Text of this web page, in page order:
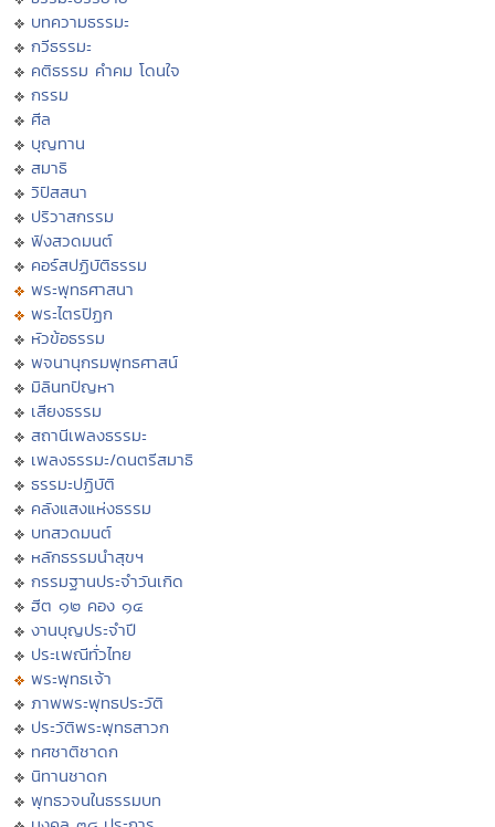
บทความธรรมะ
กวีธรรมะ
คติธรรม คำคม โดนใจ
กรรม
ศีล
บุญทาน
สมาธิ
วิปัสสนา
ปริวาสกรรม
ฟังสวดมนต์
คอร์สปฏิบัติธรรม
พระพุทธศาสนา
พระไตรปิฏก
หัวข้อธรรม
พจนานุกรมพุทธศาสน์
มิลินทปัญหา
เสียงธรรม
สถานีเพลงธรรมะ
เพลงธรรมะ/ดนตรีสมาธิ
ธรรมะปฏิบัติ
คลังแสงแห่งธรรม
บทสวดมนต์
หลักธรรมนำสุขฯ
กรรมฐานประจำวันเกิด
ฮีต ๑๒ คอง ๑๔
งานบุญประจำปี
ประเพณีทั่วไทย
พระพุทธเจ้า
ภาพพระพุทธประวัติ
ประวัติพระพุทธสาวก
ทศชาติชาดก
นิทานชาดก
พุทธวจนในธรรมบท